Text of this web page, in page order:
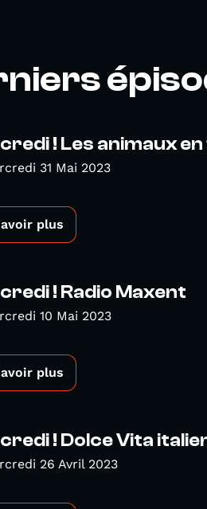
! Les animaux en
31 Mai 2023
plus
! Radio Maxent
10 Mai 2023
plus
! Dolce Vita
26 Avril 2023